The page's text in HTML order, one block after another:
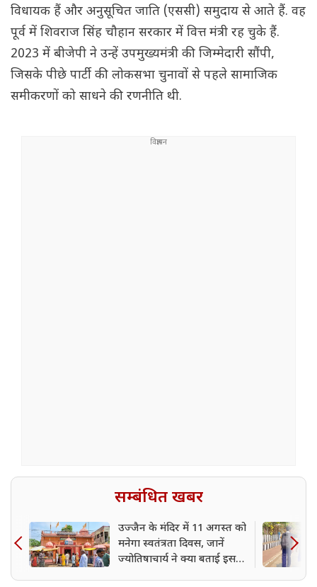
विधायक हैं और अनुसूचित जाति (एससी) समुदाय से आते हैं. वह
पूर्व में शिवराज सिंह चौहान सरकार में वित्त मंत्री रह चुके हैं.
2023 में बीजेपी ने उन्हें उपमुख्यमंत्री की जिम्मेदारी सौंपी,
जिसके पीछे पार्टी की लोकसभा चुनावों से पहले सामाजिक
समीकरणों को साधने की रणनीति थी.
सम्बंधित खबर
उज्जैन के मंदिर में 11 अगस्त को
मनेगा स्वतंत्रता दिवस, जानें
ज्योतिषाचार्य ने क्या बताई इसकी